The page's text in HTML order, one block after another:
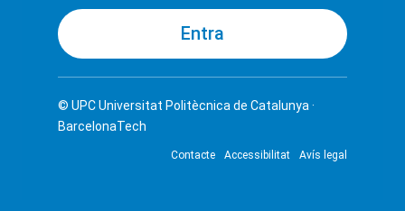
© UPCUniversitat Politècnica de Catalunya ·
BarcelonaTech
Contacte Accessibilitat Avís legal